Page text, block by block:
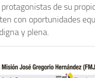
de su
con oportunidades
y plena.